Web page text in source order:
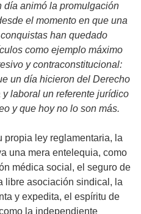
día animó la promulgación
el momento en que una
han quedado
como ejemplo máximo
y contraconstitucional:
un día hicieron del Derecho
laboral un referente jurídico
y que hoy no lo son más.
propia ley reglamentaria, la
una mera entelequia, como
médica social, el seguro de
libre asociación sindical, la
y expedita, el espíritu de
la independiente